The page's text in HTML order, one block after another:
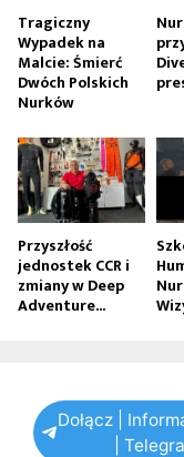
Tragiczny
Wypadek na
Malcie: Śmierć
Dwóch Polskich
Nurków
Przyszłość
jednostek CCR i
zmiany w Deep
Adventure...
Dołącz |
|